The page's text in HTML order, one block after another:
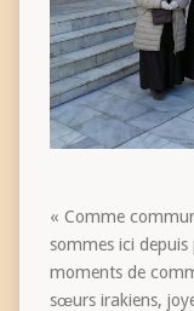
« Comme
sommes ici
moments de
sœurs irakiens,